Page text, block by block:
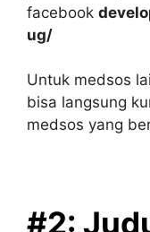
facebook
ug/
Untuk medsos
bisa langsung
medsos yang
#2: